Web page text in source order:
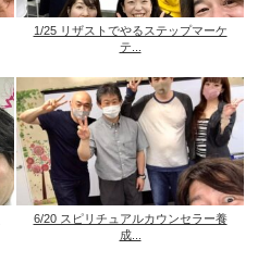
1/25 リザストでやるステップマーケ
テ...
6/20 スピリチュアルカウンセラー養
成...